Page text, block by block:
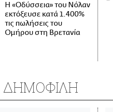
Η «Οδύσσεια» του Νόλαν
εκτόξευσε κατά 1.400%
τις πωλήσεις του
Ομήρου στη Βρετανία
ΔΗΜΟΦΙΛΗ